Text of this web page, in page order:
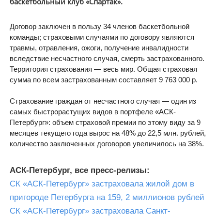
Договор заключен в пользу 34 членов баскетбольной
команды; страховыми случаями по договору являются
травмы, отравления, ожоги, получение инвалидности
вследствие несчастного случая, смерть застрахованного.
Территория страхования — весь мир. Общая страховая
сумма по всем застрахованным составляет 9 763 000 р.
Страхование граждан от несчастного случая — один из
самых быстрорастущих видов в портфеле «АСК-
Петербург»: объем страховой премии по этому виду за 9
месяцев текущего года вырос на 48% до 22,5 млн. рублей,
количество заключенных договоров увеличилось на 38%.
АСК-Петербург, все пресс-релизы:
СК «АСК-Петербург» застраховала жилой дом в
пригороде Петербурга на 159, 2 миллионов рублей
СК «АСК-Петербург» застраховала Санкт-